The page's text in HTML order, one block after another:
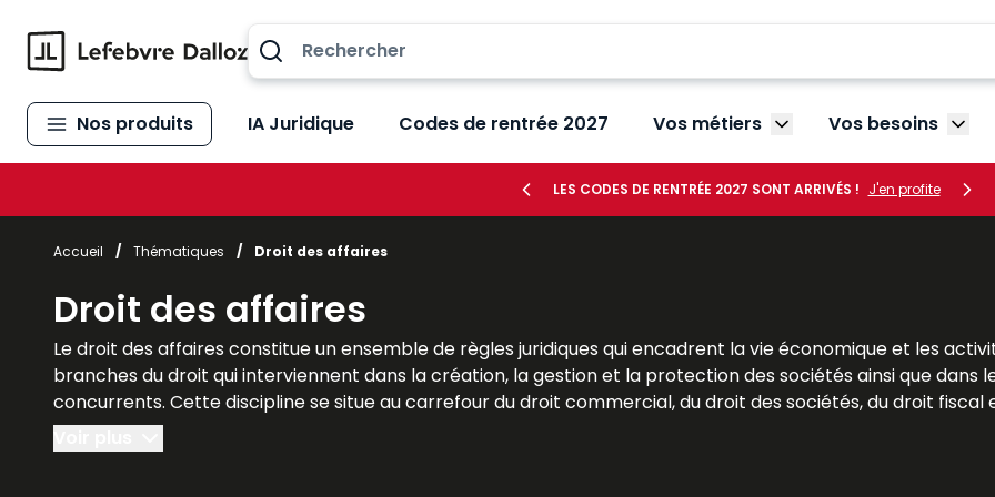
Nos produits IA Juridique Codes de rentrée 2027 Vos métiers Afficher le sous-menu
Vos besoins
LES CODES DE RENTRÉE 2027 SONT ARRIVÉS ! J'en profite
Accueil / Thématiques / Droit des affaires
Droit des affaires
Le droit des affaires constitue un ensemble de règles juridiques qui encadrent la vie économique et les
branches du droit qui interviennent dans la création, la gestion et la protection des sociétés ainsi que dans
concurrents. Cette discipline se situe au carrefour du droit commercial, du droit des sociétés, du droit
indispensable à la compréhension du monde des affaires. Pour les étudiants, le droit des affaires est une
interactions entre différentes spécialités juridiques. Pour les praticiens et les dirigeants, il s’agit d’un outil